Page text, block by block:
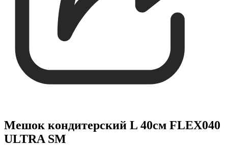
Мешок кондитерский L 40см FLEX040
ULTRA SM